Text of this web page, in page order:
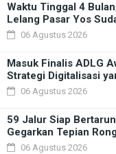
Waktu Tinggal 4
Lelang Pasar Yos
06 Agustus 2026
Masuk Finalis ADLG
Strategi Digitalisasi
06 Agustus 2026
59 Jalur Siap
Gegarkan Tepian
06 Agustus 2026